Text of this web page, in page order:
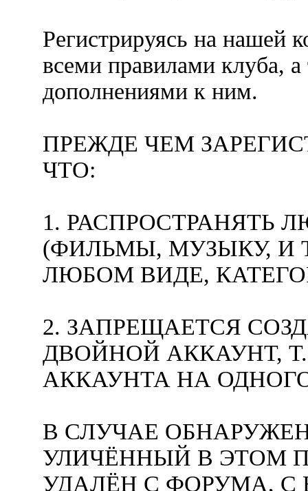
Регистрируясь на нашей
всеми правилами клуба,
дополнениями к ним.
ПРЕЖДЕ ЧЕМ
ЧТО:
1. РАСПРОСТРАНЯТЬ
(ФИЛЬМЫ, МУЗЫКУ, И
ЛЮБОМ ВИДЕ,
2. ЗАПРЕЩАЕТСЯ
ДВОЙНОЙ АККАУНТ,
АККАУНТА НА
В СЛУЧАЕ
УЛИЧЁННЫЙ В ЭТОМ
УДАЛЁН С ФОРУМА,